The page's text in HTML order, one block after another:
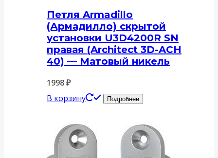
Петля Armadillo
(Армадилло) скрытой
установки U3D4200R SN
правая (Architect 3D-ACH
40) — Матовый никель
1998₽
В корзину
Подробнее